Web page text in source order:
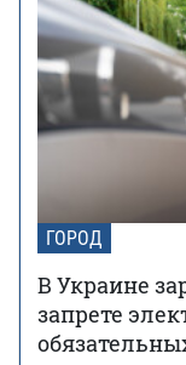
ГОРОД
В Украине
запрете